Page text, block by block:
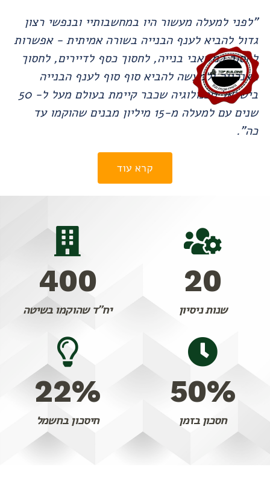
"לפני למעלה מעשור היו במחשבותיי ובנפשי רצון
גדול להביא לענף הבנייה בשורה אמיתית - אפשרות
לחסוך במשאבי בנייה, לחסוך כסף לדיירים, לחסוך
באנרגיה ולמעשה להביא סוף סוף לענף הבנייה
בישראל טכנולוגיה שכבר קיימת בעולם מעל ל- 50
שנים עם למעלה מ-15 מיליון מבנים שהוקמו עד
כה".
קרא עוד
20
שנות ניסיון
400
יח"ד שהוקמו בשיטה
%
50
חסכון בזמן
%
22
חיסכון בחשמל